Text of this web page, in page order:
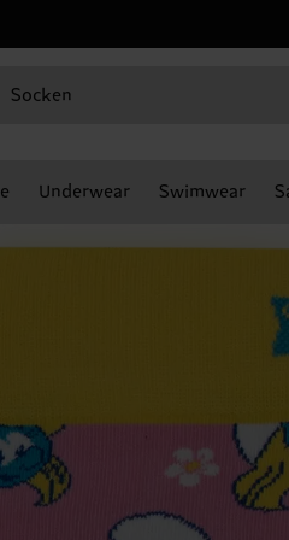
Socken
Underwear Swimwear